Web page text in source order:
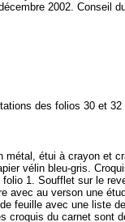
2002. Conseil
des folios 30 et
étui à crayon et
vélin bleu-gris.
1. Soufflet sur le
avec au verson une
feuille avec une liste
croquis du carnet sont